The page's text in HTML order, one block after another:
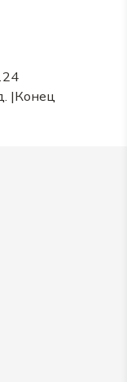
|Конец